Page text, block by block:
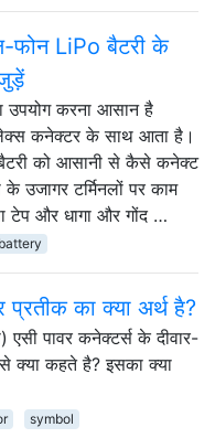
फोन LiPo बैटरी के
उपयोग करना आसान है
कनेक्टर के साथ आता है।
को आसानी से कैसे कनेक्ट
के उजागर टर्मिनलों पर काम
टेप और धागा और गोंद …
का क्या अर्थ है?
पावर कनेक्टर्स के दीवार-
क्या कहते है? इसका क्या
symbol